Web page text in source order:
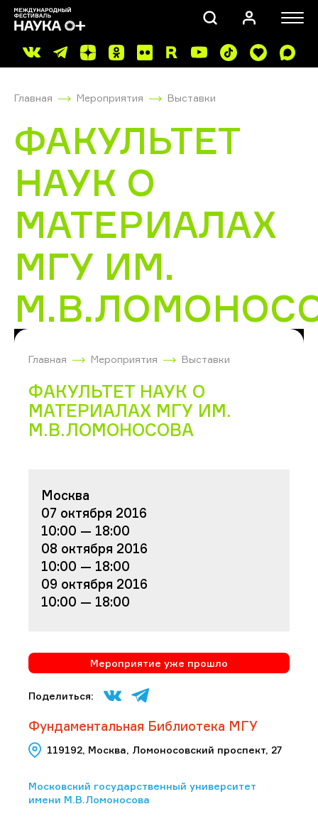
Главная Мероприятия Выставки
ФАКУЛЬТЕТ
НАУК О
МАТЕРИАЛАХ
МГУ ИМ.
Главная Мероприятия Выставки
ФАКУЛЬТЕТ НАУК О
МАТЕРИАЛАХ МГУ ИМ.
М.В.ЛОМОНОСОВА
Москва
07 октября 2016
10:00 — 18:00
08 октября 2016
10:00 — 18:00
09 октября 2016
10:00 — 18:00
Мероприятие уже прошло
Поделиться:
Фундаментальная Библиотека МГУ
119192, Москва, Ломоносовский проспект, 27
Московский государственный университет
имени М.В.Ломоносова